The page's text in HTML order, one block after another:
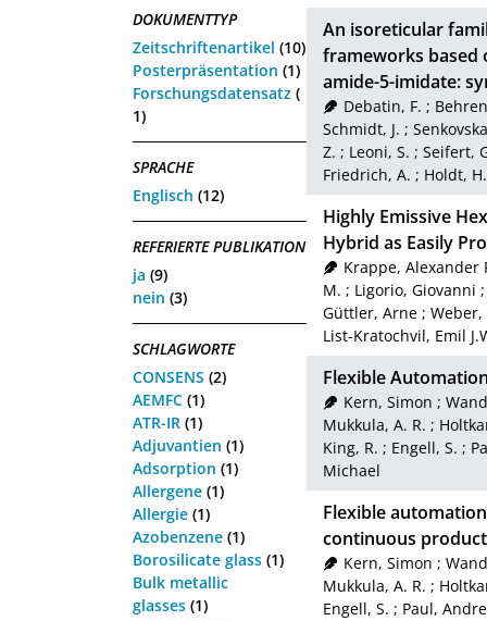
DOKUMENTTYP
Zeitschriftenartikel (10)
Posterpräsentation (1)
Forschungsdatensatz (
1)
SPRACHE
Englisch (12)
REFERIERTE PUBLIKATION
ja (9)
nein (3)
SCHLAGWORTE
CONSENS (2)
AEMFC (1)
ATR-IR (1)
Adjuvantien (1)
Adsorption (1)
Allergene (1)
Allergie (1)
Azobenzene (1)
Borosilicate glass (1)
Bulk metallic
glasses (1)
An isoreticular
frameworks based
amide-5-imidate:
Debatin, F. ;
Schmidt, J. ;
Z. ; Leoni, S. ; Seifert,
Friedrich, A. ; Holdt,
Highly Emissive
Hybrid as Easily
Krappe, Alexander
M. ; Ligorio, Giovanni
Güttler, Arne ;
List-Kratochvil, Emil
Flexible
Kern, Simon ;
Mukkula, A. R. ;
King, R. ; Engell, S. ;
Michael
Flexible
continuous
Kern, Simon ;
Mukkula, A. R. ;
Engell, S. ; Paul,